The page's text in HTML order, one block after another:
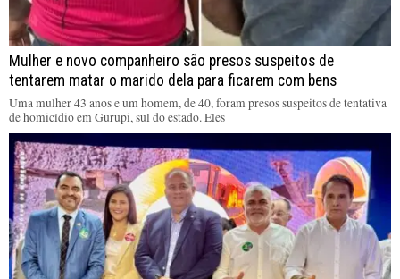
Mulher e novo companheiro são presos suspeitos de
tentarem matar o marido dela para ficarem com bens
Uma mulher 43 anos e um homem, de 40, foram presos suspeitos de tentativa
de homicídio em Gurupi, sul do estado. Eles